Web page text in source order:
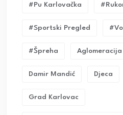
#pu Karlovačka
#sportski Pregled
#Špreha Aglomeracija
Damir Mandić Djeca
Grad Karlovac